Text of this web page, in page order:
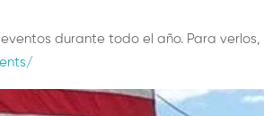
durante todo el año. Para verlos,